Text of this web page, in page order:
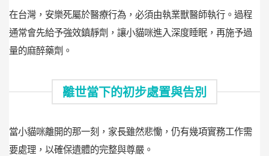
在台灣，安樂死屬於醫療行為，必須由執業獸醫師執行。過程
通常會先給予強效鎮靜劑，讓小貓咪進入深度睡眠，再施予過
量的麻醉藥劑。
離世當下的初步處置與告別
當小貓咪離開的那一刻，家長雖然悲慟，仍有幾項實務工作需
要處理，以確保遺體的完整與尊嚴。